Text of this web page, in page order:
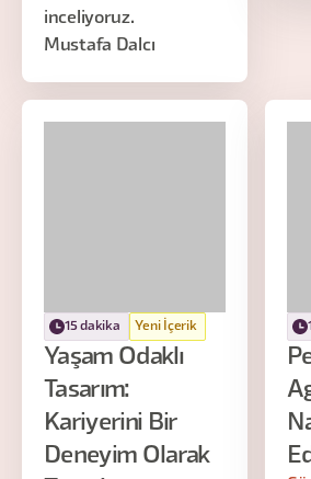
inceliyoruz.
Mustafa Dalcı
15 dakika Yeni İçerik
Yaşam Odaklı
Tasarım:
Kariyerini Bir
Deneyim Olarak